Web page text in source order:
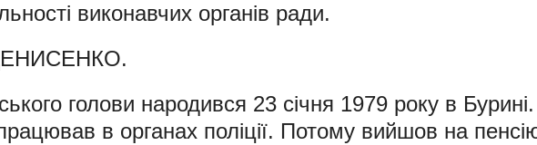
виконавчих органів ради.
голови народився 23 січня 1979 року в Бурині.
в органах поліції. Потому вийшов на